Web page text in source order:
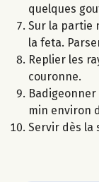
quelques
Sur la partie
la feta.
Replier les
couronne.
min environ
Servir dès la